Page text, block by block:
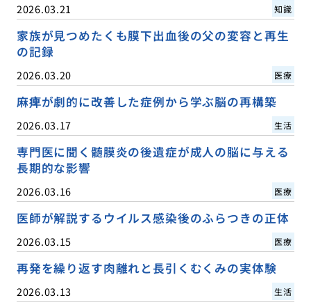
2026.03.21 知識
家族が見つめたくも膜下出血後の父の変容と再生
の記録
2026.03.20 医療
麻痺が劇的に改善した症例から学ぶ脳の再構築
2026.03.17 生活
専門医に聞く髄膜炎の後遺症が成人の脳に与える
長期的な影響
2026.03.16 医療
医師が解説するウイルス感染後のふらつきの正体
2026.03.15 医療
再発を繰り返す肉離れと長引くむくみの実体験
2026.03.13 生活